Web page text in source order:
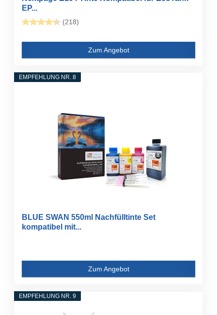
EP...
(218)
Zum Angebot
EMPFEHLUNG NR. 8
BLUE SWAN 550ml Nachfülltinte Set
kompatibel mit...
Zum Angebot
EMPFEHLUNG NR. 9